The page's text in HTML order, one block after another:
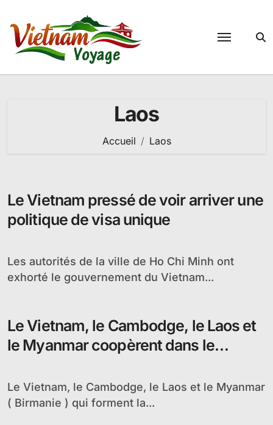
contenu
Laos
Accueil Laos
Le Vietnam pressé de voir arriver une
politique de visa unique
Les autorités de la ville de Ho Chi Minh ont
exhorté le gouvernement du Vietnam...
Le Vietnam, le Cambodge, le Laos et
le Myanmar coopèrent dans le
Le Vietnam, le Cambodge, le Laos et le Myanmar
( Birmanie ) qui forment la...